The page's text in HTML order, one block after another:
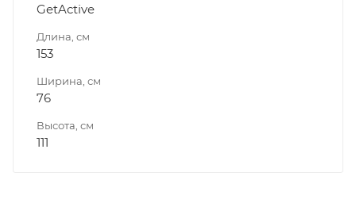
GetActive
Длина, см
153
Ширина, см
76
Высота, см
111